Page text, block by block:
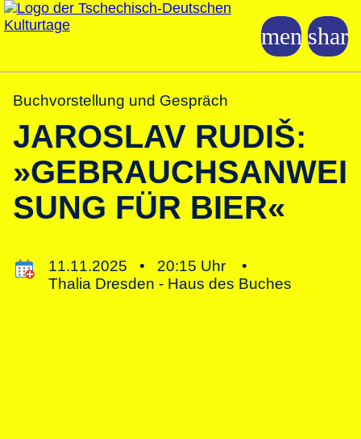
Buchvorstellung und Gespräch
JAROSLAV RUDIŠ:
»GEBRAUCHSANWEI
SUNG FÜR BIER«
11.11.2025 •
20:15 Uhr •
Thalia Dresden - Haus des Buches